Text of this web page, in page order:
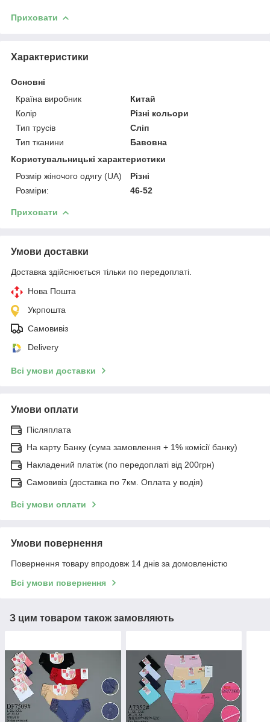
Приховати
Характеристики
Основні
Країна виробник
Китай
Колір
Різні кольори
Тип трусів
Сліп
Тип тканини
Бавовна
Користувальницькі характеристики
Розмір жіночого одягу (UA)
Різні
Розміри:
46-52
Приховати
Умови доставки
Доставка здійснюється тільки по передоплаті.
Нова Пошта
Укрпошта
Самовивіз
Delivery
Всі умови доставки
Умови оплати
Післяплата
На карту Банку (сума замовлення + 1% комісії банку)
Накладений платіж (по передоплаті від 200грн)
Самовивіз (доставка по 7км. Оплата у водія)
Всі умови оплати
Умови повернення
Повернення товару впродовж 14 днів за домовленістю
Всі умови повернення
З цим товаром також замовляють